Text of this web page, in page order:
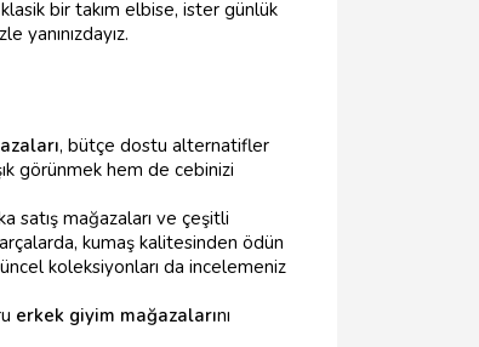
bir takım elbise, ister günlük
yanınızdayız.
, bütçe dostu alternatifler
görünmek hem de cebinizi
satış mağazaları ve çeşitli
kumaş kalitesinden ödün
koleksiyonları da incelemeniz
erkek giyim mağazalarını